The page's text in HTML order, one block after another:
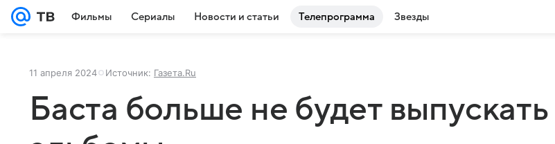
Фильмы Сериалы Новости и статьи Телепрограмма Звезды
11 апреля 2024 Источник: Газета.Ru
Баста больше не будет выпускать